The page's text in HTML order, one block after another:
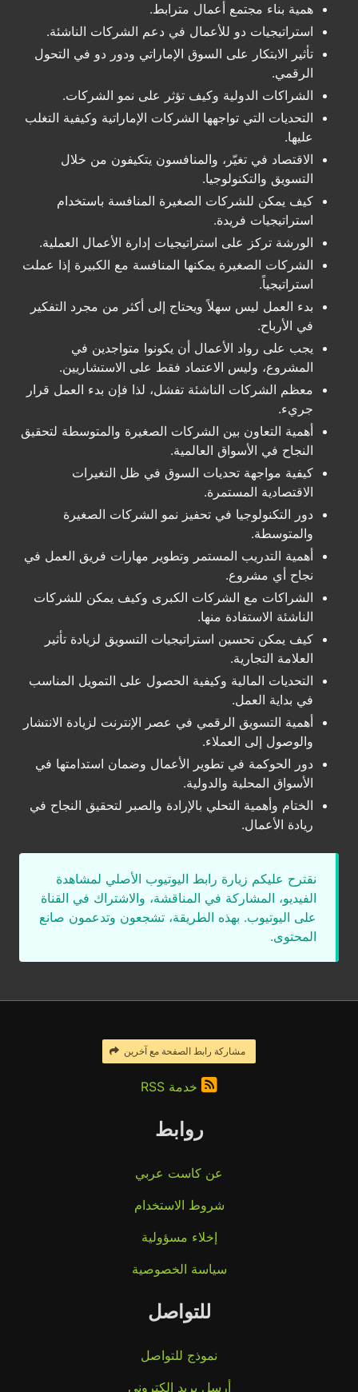
همية بناء مجتمع أعمال مترابط.
استراتيجيات دو للأعمال في دعم الشركات الناشئة.
تأثير الابتكار على السوق الإماراتي ودور دو في التحول
الرقمي.
الشراكات الدولية وكيف تؤثر على نمو الشركات.
التحديات التي تواجهها الشركات الإماراتية وكيفية التغلب
عليها.
الاقتصاد في تغيّر، والمنافسون يتكيفون من خلال
التسويق والتكنولوجيا.
كيف يمكن للشركات الصغيرة المنافسة باستخدام
استراتيجيات فريدة.
الورشة تركز على استراتيجيات إدارة الأعمال العملية.
الشركات الصغيرة يمكنها المنافسة مع الكبيرة إذا عملت
استراتيجياً.
بدء العمل ليس سهلاً ويحتاج إلى أكثر من مجرد التفكير
في الأرباح.
يجب على رواد الأعمال أن يكونوا متواجدين في
المشروع، وليس الاعتماد فقط على الاستشاريين.
معظم الشركات الناشئة تفشل، لذا فإن بدء العمل قرار
جريء.
أهمية التعاون بين الشركات الصغيرة والمتوسطة لتحقيق
النجاح في الأسواق العالمية.
كيفية مواجهة تحديات السوق في ظل التغيرات
الاقتصادية المستمرة.
دور التكنولوجيا في تحفيز نمو الشركات الصغيرة
والمتوسطة.
أهمية التدريب المستمر وتطوير مهارات فريق العمل في
نجاح أي مشروع.
الشراكات مع الشركات الكبرى وكيف يمكن للشركات
الناشئة الاستفادة منها.
كيف يمكن تحسين استراتيجيات التسويق لزيادة تأثير
العلامة التجارية.
التحديات المالية وكيفية الحصول على التمويل المناسب
في بداية العمل.
أهمية التسويق الرقمي في عصر الإنترنت لزيادة الانتشار
والوصول إلى العملاء.
دور الحوكمة في تطوير الأعمال وضمان استدامتها في
الأسواق المحلية والدولية.
الختام وأهمية التحلي بالإرادة والصبر لتحقيق النجاح في
ريادة الأعمال.
نقترح عليكم زيارة رابط اليوتيوب الأصلي لمشاهدة
الفيديو، المشاركة في المناقشة، والاشتراك في القناة
على اليوتيوب. بهذه الطريقة، تشجعون وتدعمون صانع
المحتوى.
مشاركة رابط الصفحة مع آخرين
خدمة RSS
روابط
عن كاست عربي
شروط الاستخدام
إخلاء مسؤولية
سياسة الخصوصية
للتواصل
نموذج للتواصل
أرسل بريد إلكتروني